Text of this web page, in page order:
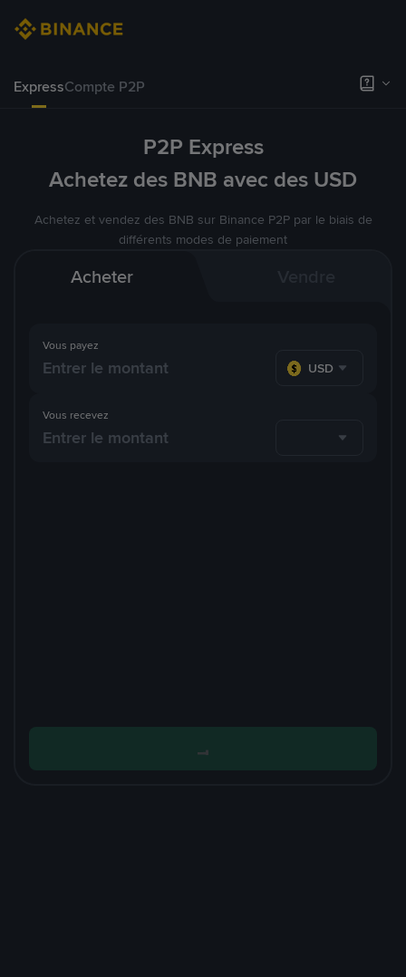
ExpressCompte P2P
P2P Express
Achetez des BNB avec des USD
Achetez et vendez des BNB sur Binance P2P par le biais de
différents modes de paiement
Acheter
Vous payez
USD
Vous recevez